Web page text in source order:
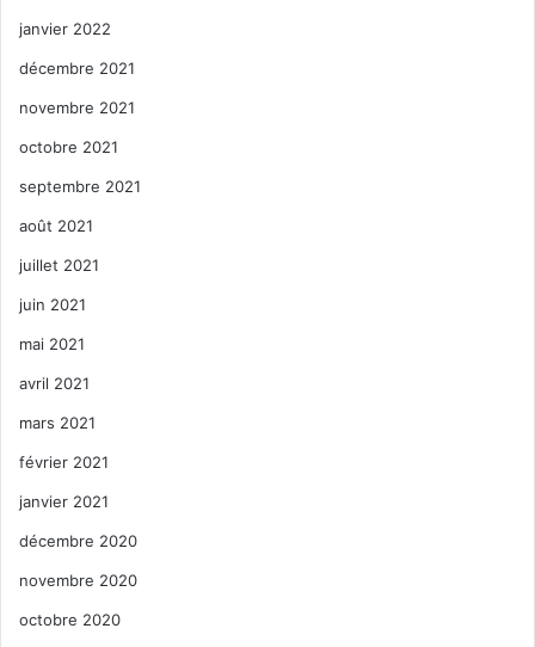
janvier 2022
décembre 2021
novembre 2021
octobre 2021
septembre 2021
août 2021
juillet 2021
juin 2021
mai 2021
avril 2021
mars 2021
février 2021
janvier 2021
décembre 2020
novembre 2020
octobre 2020